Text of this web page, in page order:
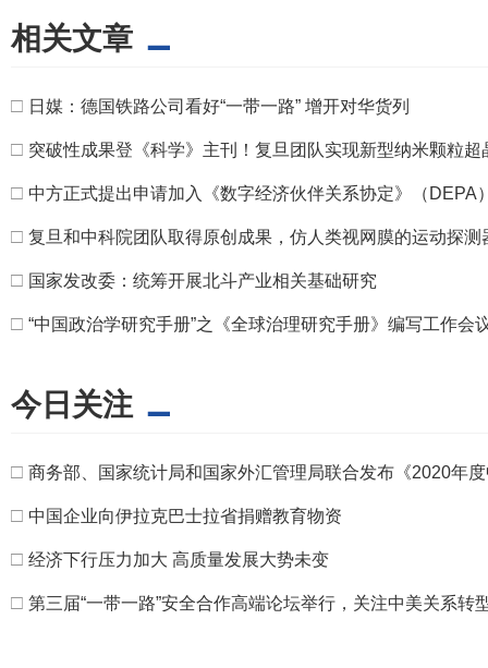
相关文章
□ 日媒：德国铁路公司看好“一带一路” 增开对华货列
□ 突破性成果登《科学》主刊！复旦团队实现新型纳米颗粒超
□ 中方正式提出申请加入《数字经济伙伴关系协定》（DEPA
□ 复旦和中科院团队取得原创成果，仿人类视网膜的运动探测
□ 国家发改委：统筹开展北斗产业相关基础研究
□ “中国政治学研究手册”之《全球治理研究手册》编写工作会
今日关注
□ 商务部、国家统计局和国家外汇管理局联合发布《2020年
□ 中国企业向伊拉克巴士拉省捐赠教育物资
□ 经济下行压力加大 高质量发展大势未变
□ 第三届“一带一路”安全合作高端论坛举行，关注中美关系转